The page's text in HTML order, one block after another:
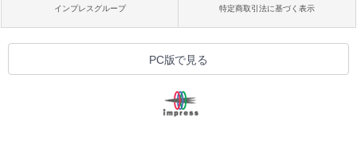
インプレスグループ 特定商取引法に基づく表示
PC版で見る